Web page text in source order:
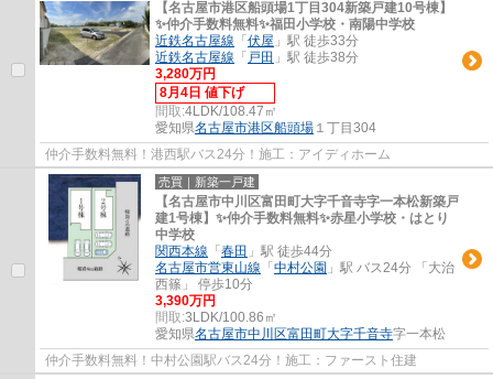
【名古屋市港区船頭場1丁目304新築戸建10号棟】
✨️仲介手数料無料✨️福田小学校・南陽中学校
近鉄名古屋線 「 伏屋 」駅 徒歩33分
近鉄名古屋線 「 戸田 」駅 徒歩38分
3,280万円
8月4日 値下げ
間取:4LDK/108.47㎡
愛知県名古屋市港区船頭場 １丁目304
仲介手数料無料！港西駅バス24分！施工：アイディホーム
売買｜新築一戸建
【名古屋市中川区富田町大字千音寺字一本松新築戸
建1号棟】✨️仲介手数料無料✨️赤星小学校・はとり
中学校
関西本線 「 春田 」駅 徒歩44分
名古屋市営東山線 「 中村公園 」駅 バス24分 「大治
西篠」 停歩10分
3,390万円
間取:3LDK/100.86㎡
愛知県名古屋市中川区富田町大字千音寺字一本松
仲介手数料無料！中村公園駅バス24分！施工：ファースト住建